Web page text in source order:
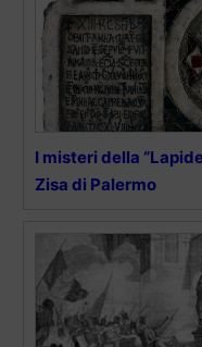
I misteri della
Zisa di Palermo